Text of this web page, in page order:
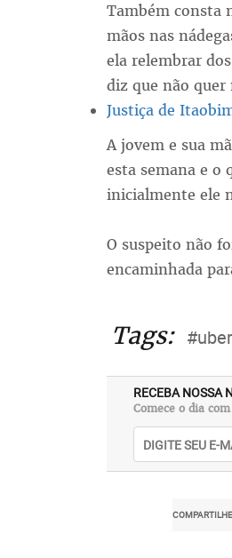
Também consta
mãos nas
ela relembrar
diz que não quer
Justiça de
A jovem e sua
esta semana e o
inicialmente ele
O suspeito não
encaminhada
Tags:
RECEBA NOSSA
Comece o dia
COMPARTILHE